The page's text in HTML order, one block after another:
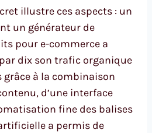
illustre ces aspects : un
un générateur de
pour e-commerce a
dix son trafic organique
grâce à la combinaison
d’une interface
fine des balises
a permis de